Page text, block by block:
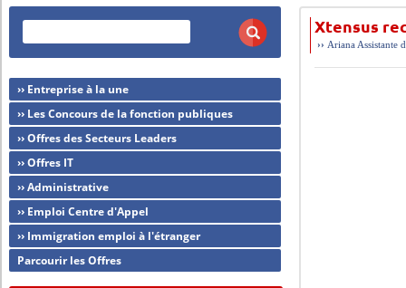
Xtensus
›› Ariana Assistante
›› Entreprise à la une
›› Les Concours de la fonction publiques
›› Offres des Secteurs Leaders
›› Offres IT
›› Administrative
›› Emploi Centre d'Appel
›› Immigration emploi à l'étranger
Parcourir les Offres